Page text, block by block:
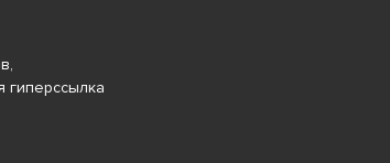
гиперссылка